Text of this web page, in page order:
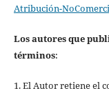
Atribución-
Los autores que
términos:
1. El Autor retiene el